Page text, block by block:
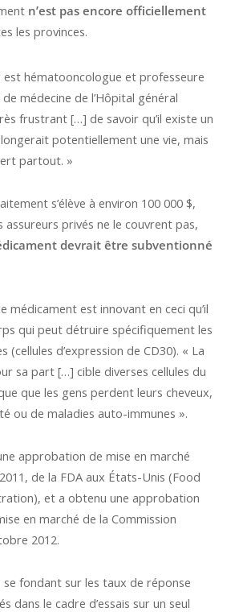
n’est pas encore officiellement
les provinces.
hématooncologue et professeure
médecine de l’Hôpital général
frustrant […] de savoir qu’il existe un
potentiellement une vie, mais
partout. »
s’élève à environ 100 000 $,
assureurs privés ne le couvrent pas,
devrait être subventionné
médicament est innovant en ceci qu’il
qui peut détruire spécifiquement les
(cellules d’expression de CD30). « La
sa part […] cible diverses cellules du
que les gens perdent leurs cheveux,
ou de maladies auto-immunes ».
approbation de mise en marché
de la FDA aux États-Unis (Food
et a obtenu une approbation
en marché de la Commission
2012.
fondant sur les taux de réponse
dans le cadre d’essais sur un seul